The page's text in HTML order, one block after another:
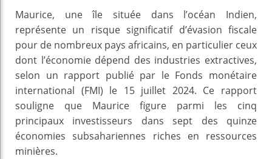
Maurice, une île située dans l’océan Indien,
représente un risque significatif d’évasion fiscale
pour de nombreux pays africains, en particulier ceux
dont l’économie dépend des industries extractives,
selon un rapport publié par le Fonds monétaire
international (FMI) le 15 juillet 2024. Ce rapport
souligne que Maurice figure parmi les cinq
principaux investisseurs dans sept des quinze
économies subsahariennes riches en ressources
minières.